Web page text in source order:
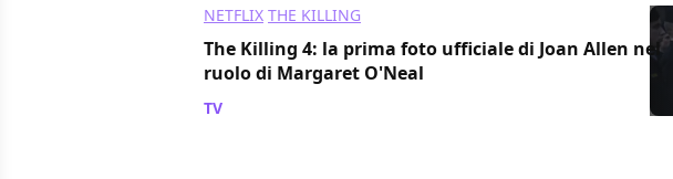
NETFLIX THE KILLING
The Killing 4: la prima foto ufficiale di Joan Allen nel
ruolo di Margaret O'Neal
TV